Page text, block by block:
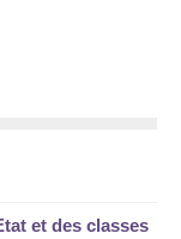
et des classes